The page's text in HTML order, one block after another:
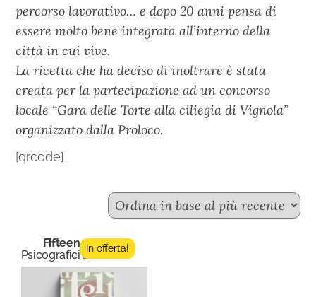
percorso lavorativo… e dopo 20 anni pensa di
essere molto bene integrata all’interno della
città in cui vive.
La ricetta che ha deciso di inoltrare è stata
creata per la partecipazione ad un concorso
locale “Gara delle Torte alla ciliegia di Vignola”
organizzato dalla Proloco.
[qrcode]
Fifteen n.7
Psicografici Editore
In offerta!